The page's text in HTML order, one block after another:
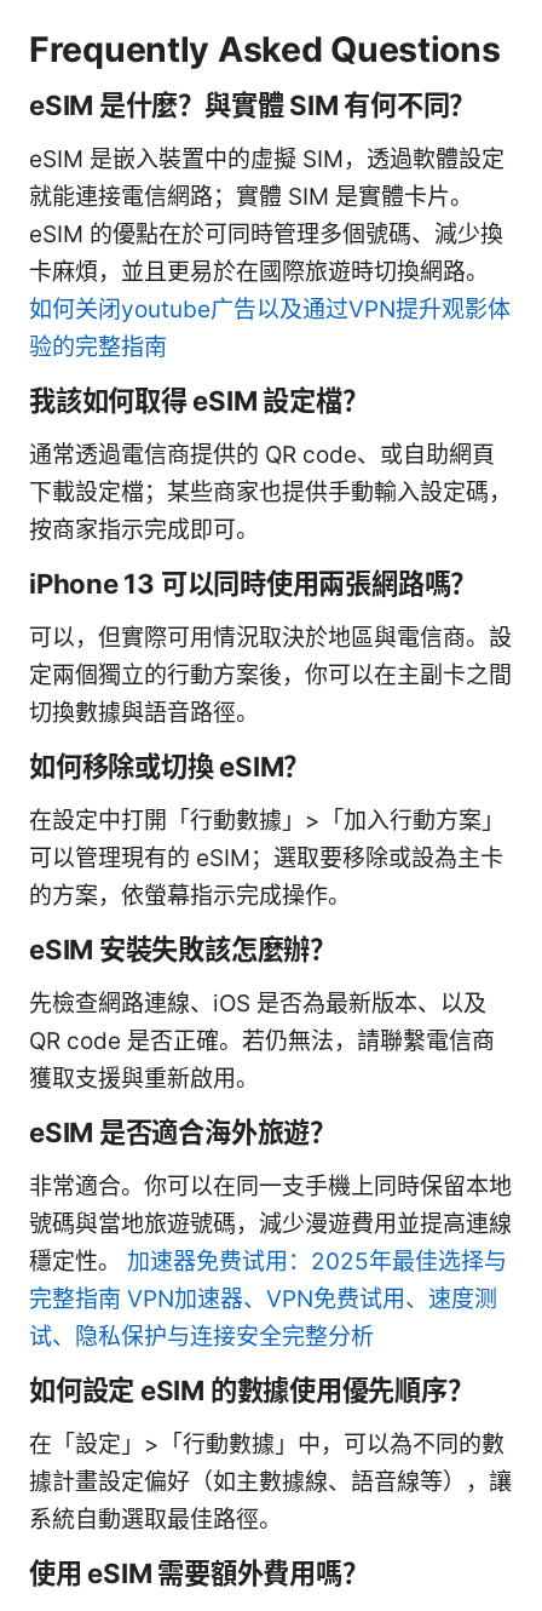
Frequently Asked Questions
eSIM 是什麼？與實體 SIM 有何不同？
eSIM 是嵌入裝置中的虛擬 SIM，透過軟體設定
就能連接電信網路；實體 SIM 是實體卡片。
eSIM 的優點在於可同時管理多個號碼、減少換
卡麻煩，並且更易於在國際旅遊時切換網路。
如何关闭youtube广告以及通过VPN提升观影体
验的完整指南
我該如何取得 eSIM 設定檔？
通常透過電信商提供的 QR code、或自助網頁
下載設定檔；某些商家也提供手動輸入設定碼，
按商家指示完成即可。
iPhone 13 可以同時使用兩張網路嗎？
可以，但實際可用情況取決於地區與電信商。設
定兩個獨立的行動方案後，你可以在主副卡之間
切換數據與語音路徑。
如何移除或切換 eSIM？
在設定中打開「行動數據」>「加入行動方案」
可以管理現有的 eSIM；選取要移除或設為主卡
的方案，依螢幕指示完成操作。
eSIM 安裝失敗該怎麼辦？
先檢查網路連線、iOS 是否為最新版本、以及
QR code 是否正確。若仍無法，請聯繫電信商
獲取支援與重新啟用。
eSIM 是否適合海外旅遊？
非常適合。你可以在同一支手機上同時保留本地
號碼與當地旅遊號碼，減少漫遊費用並提高連線
穩定性。 加速器免费试用：2025年最佳选择与
完整指南 VPN加速器、VPN免费试用、速度测
试、隐私保护与连接安全完整分析
如何設定 eSIM 的數據使用優先順序？
在「設定」>「行動數據」中，可以為不同的數
據計畫設定偏好（如主數據線、語音線等），讓
系統自動選取最佳路徑。
使用 eSIM 需要額外費用嗎？